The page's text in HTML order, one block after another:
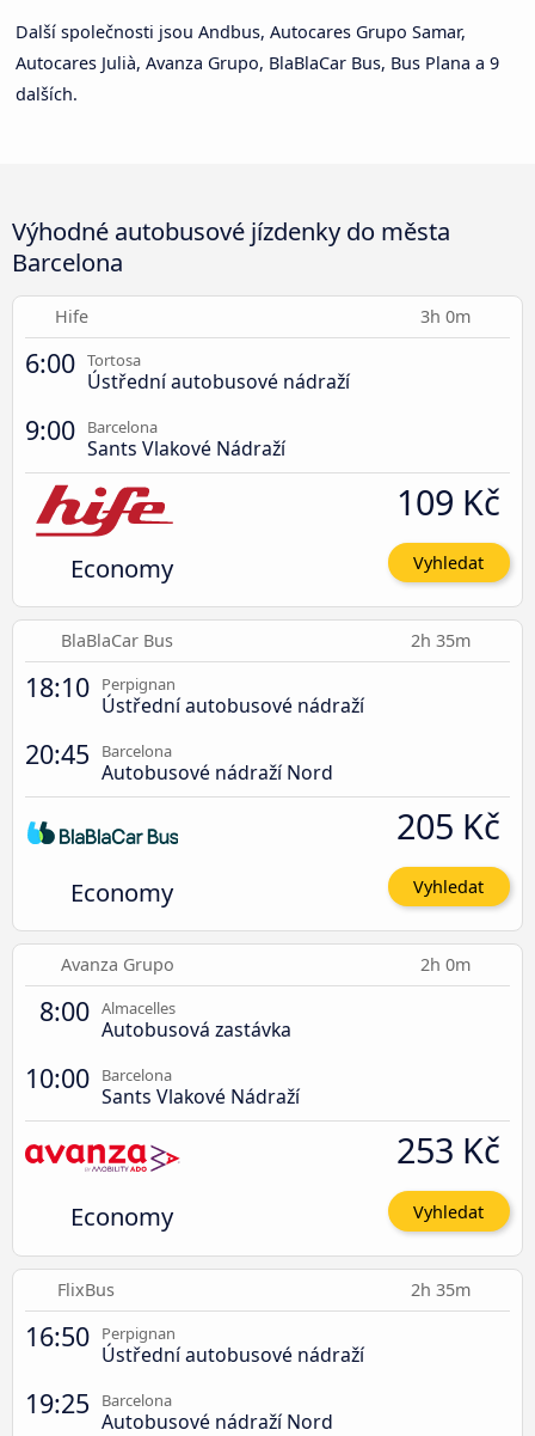
Další společnosti jsou Andbus, Autocares Grupo Samar,
Autocares Julià, Avanza Grupo, BlaBlaCar Bus, Bus Plana a 9
dalších.
Výhodné autobusové jízdenky do města
Barcelona
Hife 3h 0m
6:00 Tortosa
Ústřední autobusové nádraží
9:00 Barcelona
Sants Vlakové Nádraží
Economy
109 Kč
Vyhledat
BlaBlaCar Bus 2h 35m
18:10 Perpignan
Ústřední autobusové nádraží
20:45 Barcelona
Autobusové nádraží Nord
Economy
205 Kč
Vyhledat
Avanza Grupo 2h 0m
8:00 Almacelles
Autobusová zastávka
10:00 Barcelona
Sants Vlakové Nádraží
Economy
253 Kč
Vyhledat
FlixBus 2h 35m
16:50 Perpignan
Ústřední autobusové nádraží
19:25 Barcelona
Autobusové nádraží Nord